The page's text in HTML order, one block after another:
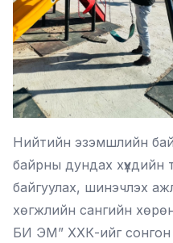
Нийтийн эзэмшлийн
байрны дундах
байгуулах, шинэчлэх
хөгжлийн сангийн
БИ ЭМ” ХХК-ийг сонгон